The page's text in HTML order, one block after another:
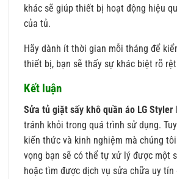
khác sẽ giúp thiết bị hoạt động hiệu
của tủ.
Hãy dành ít thời gian mỗi tháng để
thiết bị, bạn sẽ thấy sự khác biệt rõ
Kết luận
Sửa tủ giặt sấy khô quần áo LG Styler
tránh khỏi trong quá trình sử dụng.
kiến thức và kinh nghiệm mà chúng
vọng bạn sẽ có thể tự xử lý được một
hoặc tìm được dịch vụ sửa chữa uy